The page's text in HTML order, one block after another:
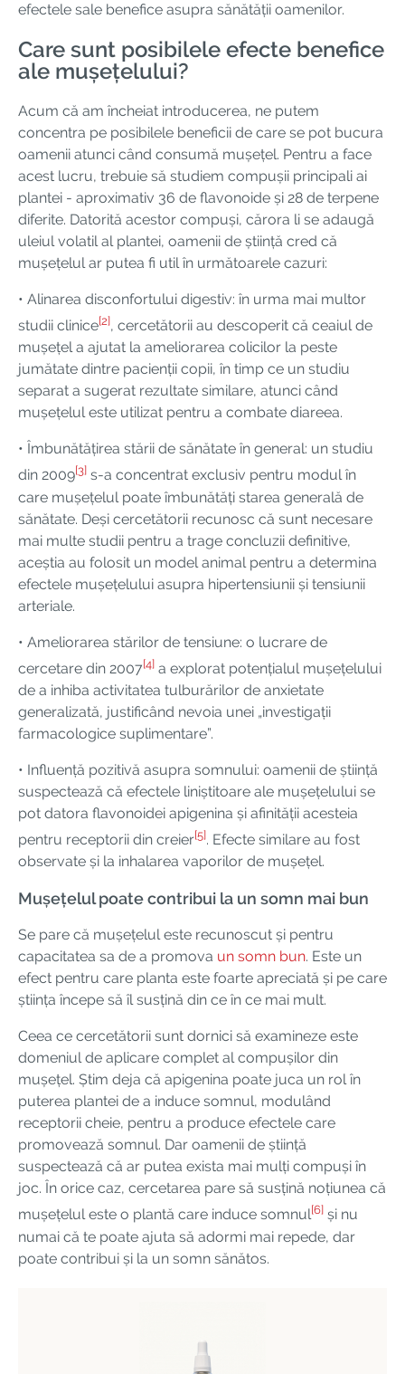
efectele sale benefice asupra sănătății oamenilor.
Care sunt posibilele efecte benefice
ale mușețelului?
Acum că am încheiat introducerea, ne putem
concentra pe posibilele beneficii de care se pot bucura
oamenii atunci când consumă mușețel. Pentru a face
acest lucru, trebuie să studiem compușii principali ai
plantei - aproximativ 36 de flavonoide și 28 de terpene
diferite. Datorită acestor compuși, cărora li se adaugă
uleiul volatil al plantei, oamenii de știință cred că
mușețelul ar putea fi util în următoarele cazuri:
• Alinarea disconfortului digestiv: în urma mai multor
studii clinice[2] , cercetătorii au descoperit că ceaiul de
mușețel a ajutat la ameliorarea colicilor la peste
jumătate dintre pacienții copii, în timp ce un studiu
separat a sugerat rezultate similare, atunci când
mușețelul este utilizat pentru a combate diareea.
• Îmbunătățirea stării de sănătate în general: un studiu
din 2009[3] s-a concentrat exclusiv pentru modul în
care mușețelul poate îmbunătăți starea generală de
sănătate. Deși cercetătorii recunosc că sunt necesare
mai multe studii pentru a trage concluzii definitive,
aceștia au folosit un model animal pentru a determina
efectele mușețelului asupra hipertensiunii și tensiunii
arteriale.
• Ameliorarea stărilor de tensiune: o lucrare de
cercetare din 2007[4] a explorat potențialul mușețelului
de a inhiba activitatea tulburărilor de anxietate
generalizată, justificând nevoia unei „investigații
farmacologice suplimentare”.
• Influență pozitivă asupra somnului: oamenii de știință
suspectează că efectele liniștitoare ale mușețelului se
pot datora flavonoidei apigenina și afinității acesteia
pentru receptorii din creier[5] . Efecte similare au fost
observate și la inhalarea vaporilor de mușețel.
Mușețelul poate contribui la un somn mai bun
Se pare că mușețelul este recunoscut și pentru
capacitatea sa de a promova un somn bun. Este un
efect pentru care planta este foarte apreciată și pe care
știința începe să îl susțină din ce în ce mai mult.
Ceea ce cercetătorii sunt dornici să examineze este
domeniul de aplicare complet al compușilor din
mușețel. Știm deja că apigenina poate juca un rol în
puterea plantei de a induce somnul, modulând
receptorii cheie, pentru a produce efectele care
promovează somnul. Dar oamenii de știință
suspectează că ar putea exista mai mulți compuși în
joc. În orice caz, cercetarea pare să susțină noțiunea că
mușețelul este o plantă care induce somnul[6] și nu
numai că te poate ajuta să adormi mai repede, dar
poate contribui și la un somn sănătos.